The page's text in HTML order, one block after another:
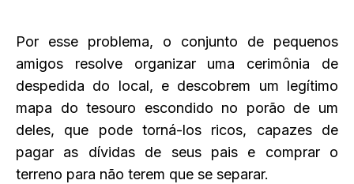
Por esse problema, o conjunto de pequenos
amigos resolve organizar uma cerimônia de
despedida do local, e descobrem um legítimo
mapa do tesouro escondido no porão de um
deles, que pode torná-los ricos, capazes de
pagar as dívidas de seus pais e comprar o
terreno para não terem que se separar.